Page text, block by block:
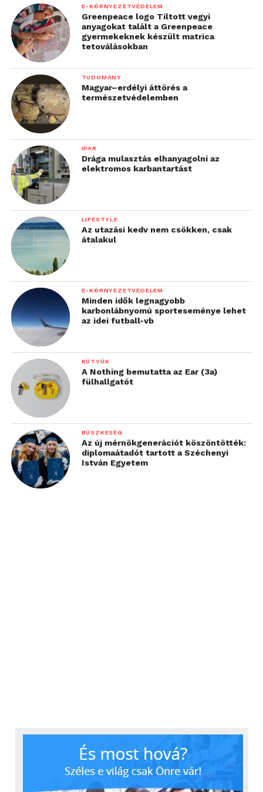
E-KÖRNYEZETVÉDELEM
Greenpeace logo Tiltott vegyi
anyagokat talált a Greenpeace
gyermekeknek készült matrica
tetoválásokban
TUDOMÁNY
Magyar–erdélyi áttörés a
természetvédelemben
IPAR
Drága mulasztás elhanyagolni az
elektromos karbantartást
LIFESTYLE
Az utazási kedv nem csökken, csak
átalakul
E-KÖRNYEZETVÉDELEM
Minden idők legnagyobb
karbonlábnyomú sporteseménye lehet
az idei futball-vb
KÜTYÜK
A Nothing bemutatta az Ear (3a)
fülhallgatót
BÜSZKESÉG
Az új mérnökgenerációt köszöntötték:
diplomaátadót tartott a Széchenyi
István Egyetem